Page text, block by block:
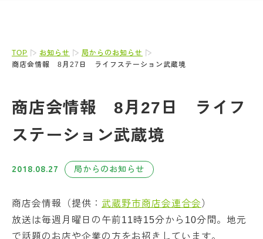
TOP お知らせ
局からのお知らせ
商店会情報 8月27日 ライフステーション武蔵境
商店会情報 8月27日 ライフ
ステーション武蔵境
2018.08.27 局からのお知らせ
商店会情報（提供： 武蔵野市商店会連合会 ）
放送は毎週月曜日の午前11時15分から10分間。地元
で話題のお店や企業の方をお招きしています。